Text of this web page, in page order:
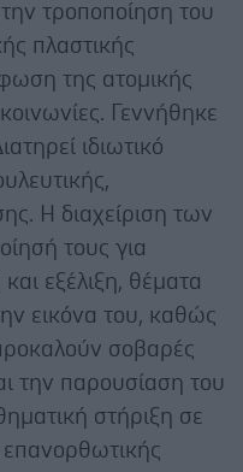
τροποποίηση του
πλαστικής
της ατομικής
Γεννήθηκε
ιδιωτικό
Η διαχείριση των
τους για
εξέλιξη, θέματα
εικόνα του, καθώς
σοβαρές
την παρουσίαση του
στήριξη σε
επανορθωτικής